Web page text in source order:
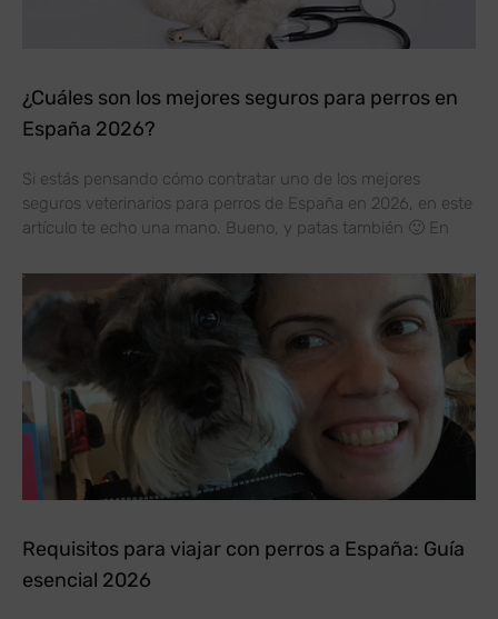
¿Cuáles son los mejores seguros para perros en
España 2026?
Si estás pensando cómo contratar uno de los mejores
seguros veterinarios para perros de España en 2026, en este
artículo te echo una mano. Bueno, y patas también 🙂 En
Requisitos para viajar con perros a España: Guía
esencial 2026